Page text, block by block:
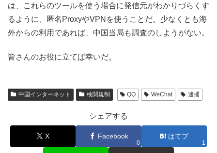
は、これらのツールを使う場合に発信元がわかりづらくす
るように、匿名ProxyやVPNを使うことだ。少なくとも海
外からの利用であれば、中国当局も調査のしようがない。
皆さんのお役に立てば幸いだ。
中国インターネット 検閲規制 QQ WeChat 逮捕
シェアする
X Facebook
0
はてブ
1